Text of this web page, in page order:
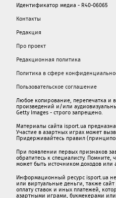
Идентификатор медиа - R40-06065
Контакты
Редакция
Про проект
Редакционная политика
Политика в сфере
Пользовательское соглашение
Любое копирование, перепечатка и
произведений и/или
Getty Images - строго запрещено.
Материалы сайта isport.ua
Участие в азартных играх может
Придерживайтесь правил
При появлении первых признаков
обратитесь к специалисту. Помните,
может быть источником доходов или
Информационный ресурс isport.ua
или виртуальные деньги, также
oплaту ставок и иных платежей,
азартными игрaми, букмекерами